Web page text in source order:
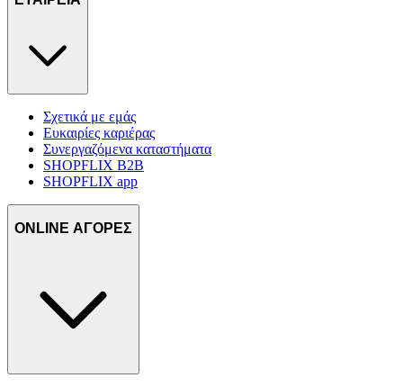
Σχετικά με εμάς
Ευκαιρίες καριέρας
Συνεργαζόμενα καταστήματα
SHOPFLIX B2B
SHOPFLIX app
ONLINE ΑΓΟΡΕΣ